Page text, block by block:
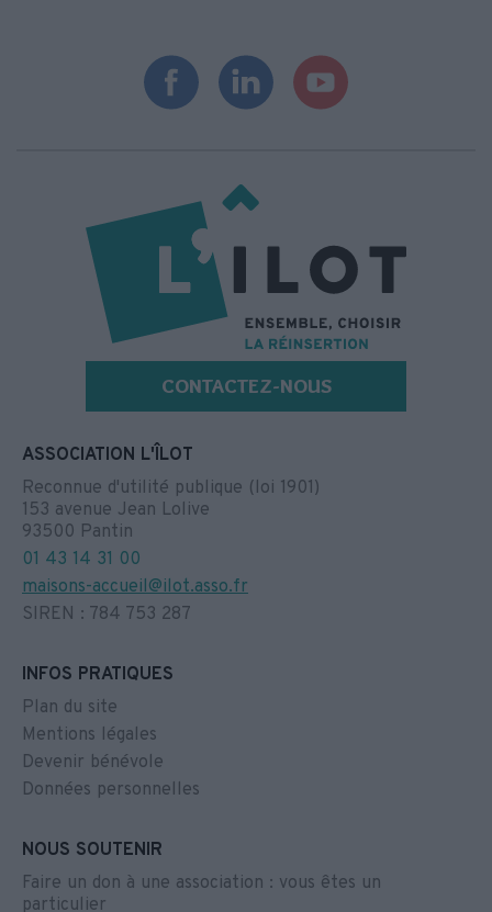
CONTACTEZ-NOUS
ASSOCIATION L'ÎLOT
Reconnue d'utilité publique (loi 1901)
153 avenue Jean Lolive
93500 Pantin
01 43 14 31 00
maisons-accueil@ilot.asso.fr
SIREN : 784 753 287
INFOS PRATIQUES
Plan du site
Mentions légales
Devenir bénévole
Données personnelles
NOUS SOUTENIR
Faire un don à une association : vous êtes un
particulier